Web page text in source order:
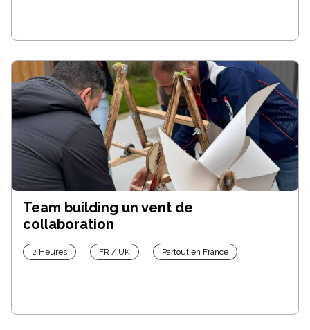
Team building un vent de
collaboration
2 Heures FR / UK Partout en France